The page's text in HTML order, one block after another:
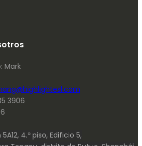
Mark
3906
4.º piso, Edificio 5,